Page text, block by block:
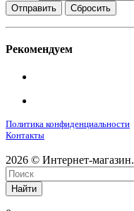
Сбросить
Рекомендуем
Политика конфиденциальности
Контакты
2026 © Интернет-магазин.
Найти